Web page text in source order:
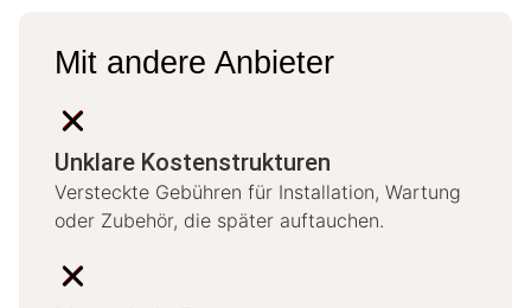
Mit andere Anbieter
Unklare Kostenstrukturen
Versteckte Gebühren für Installation, Wartung
oder Zubehör, die später auftauchen.